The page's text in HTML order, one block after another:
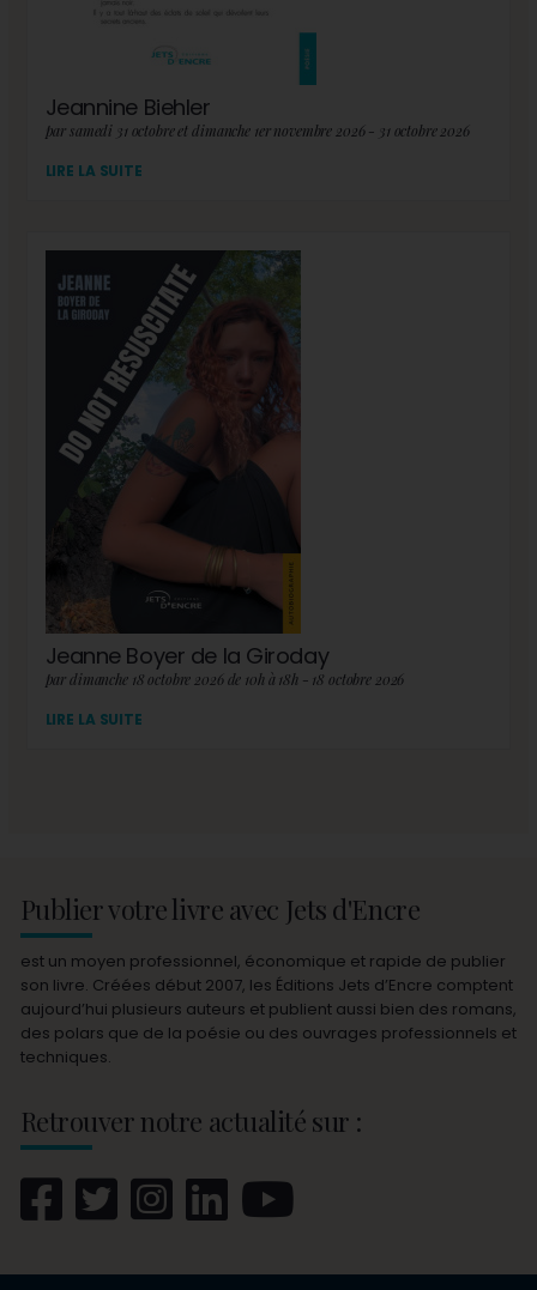
Jeannine Biehler
par samedi 31 octobre et dimanche 1er novembre 2026 - 31 octobre 2026
LIRE LA SUITE
Jeanne Boyer de la Giroday
par dimanche 18 octobre 2026 de 10h à 18h - 18 octobre 2026
LIRE LA SUITE
Publier votre livre avec Jets d'Encre
est un moyen professionnel, économique et rapide de publier
son livre. Créées début 2007, les Éditions Jets d’Encre comptent
aujourd’hui plusieurs auteurs et publient aussi bien des romans,
des polars que de la poésie ou des ouvrages professionnels et
techniques.
Retrouver notre actualité sur :